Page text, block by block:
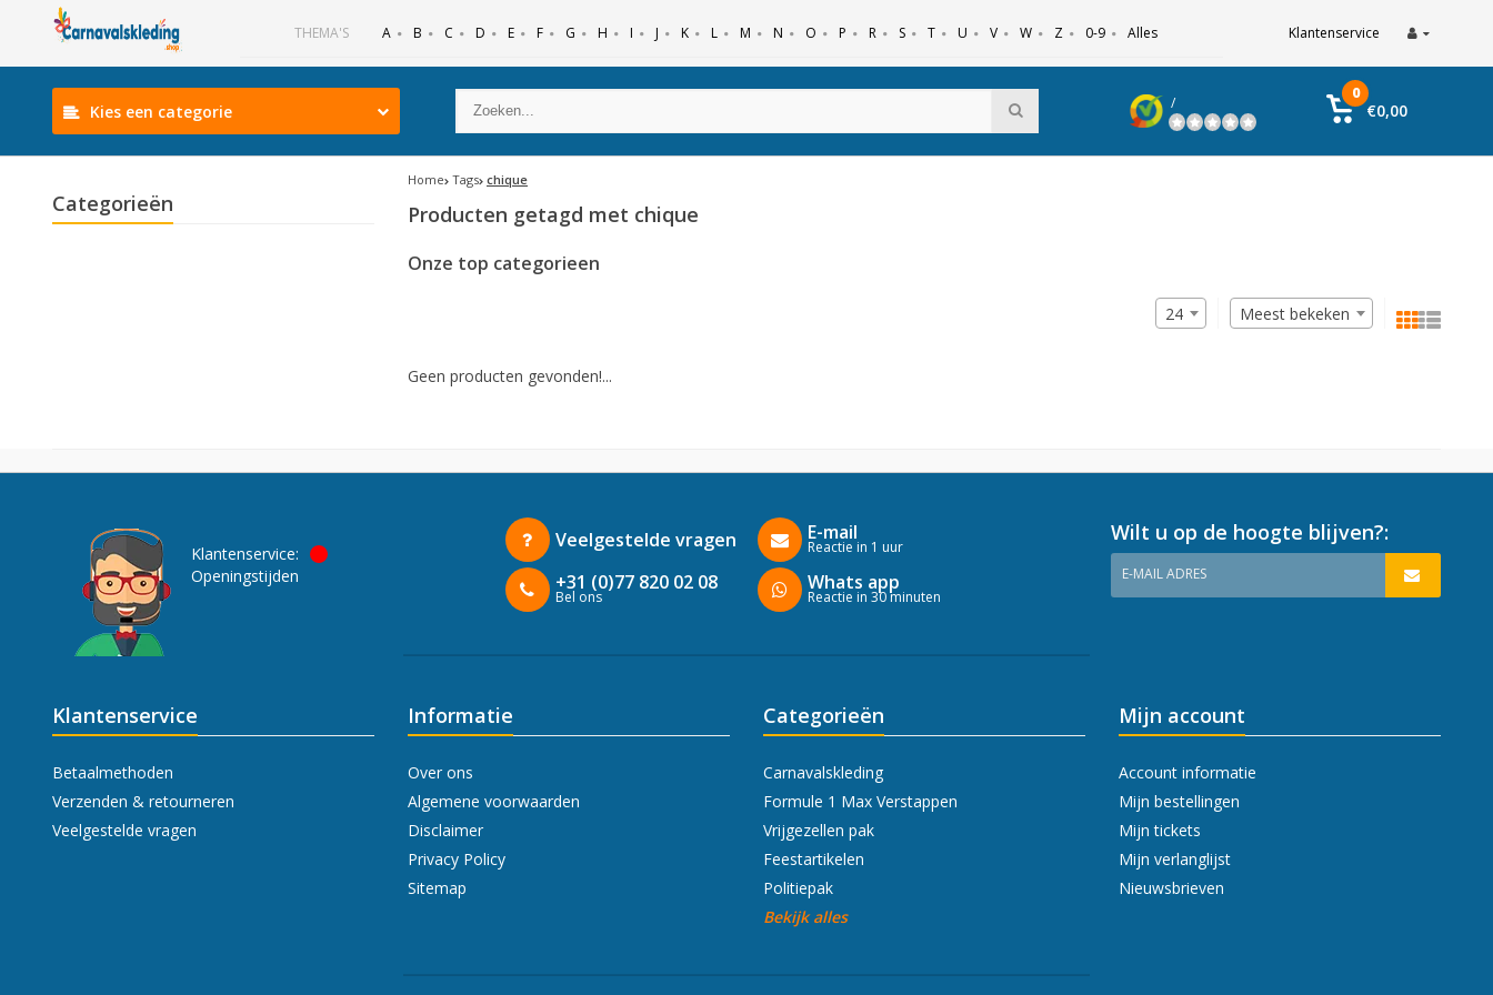
THEMA'S A B C D E F G H I J K L M N O P R S T U V W Z 0-9 Alles Klantenservice
Kies een categorie /
0
€0,00
Categorieën
Home Tags chique
Producten getagd met chique
Onze top categorieen
Meest bekeken
24
Geen producten gevonden!...
Klantenservice:
Openingstijden
Veelgestelde vragen
+31 (0)77 820 02 08
Bel ons
E-mail
Reactie in 1 uur
Whats app
Reactie in 30 minuten
Wilt u op de hoogte blijven?:
E-MAIL ADRES
Klantenservice
Betaalmethoden
Verzenden & retourneren
Veelgestelde vragen
Informatie
Over ons
Algemene voorwaarden
Disclaimer
Privacy Policy
Sitemap
Categorieën
Carnavalskleding
Formule 1 Max Verstappen
Vrijgezellen pak
Feestartikelen
Politiepak
Bekijk alles
Mijn account
Account informatie
Mijn bestellingen
Mijn tickets
Mijn verlanglijst
Nieuwsbrieven